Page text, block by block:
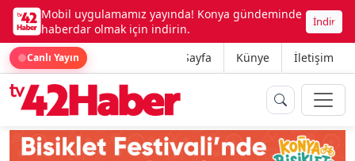
Mobil uygulamamız yayında! Konya gündeminde
haberdar olmak için indirin.
İndir
Canlı Yayın Ana Sayfa Künye İletişim